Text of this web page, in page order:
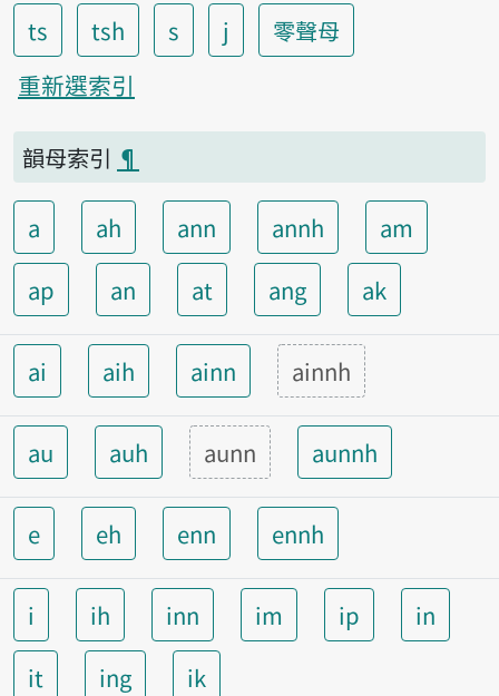
ts
tsh s j
零聲母
重新選索引
韻母索引 ¶
a ah ann annh
am
ap
an at ang ak
ai aih ainn ainnh
au auh aunn aunnh
e eh enn ennh
i ih inn im ip
in
it
ing ik